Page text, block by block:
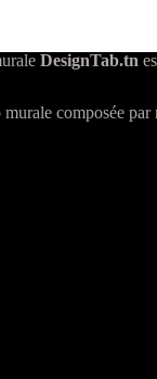
DesignTab.tn
composée par